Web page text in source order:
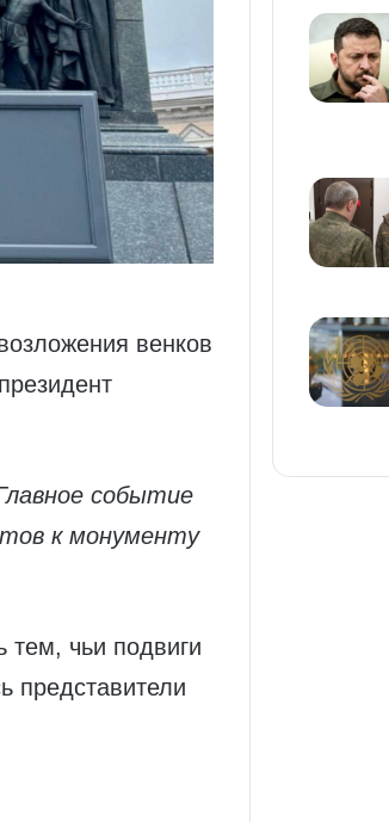
венков
событие
к монументу
тем, чьи подвиги
представители